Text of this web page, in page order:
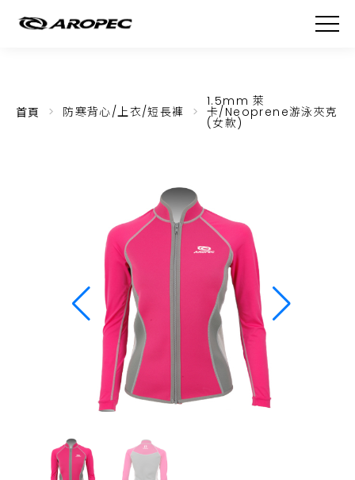
首頁 防寒背心/上衣/短長褲
1.5mm 萊
卡/Neoprene游泳夾克
(女款)